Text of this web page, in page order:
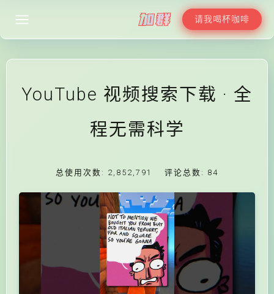
请我喝杯咖啡
YouTube 视频搜索下载 · 全
程无需科学
总使用次数: 2,852,791 评论总数: 84